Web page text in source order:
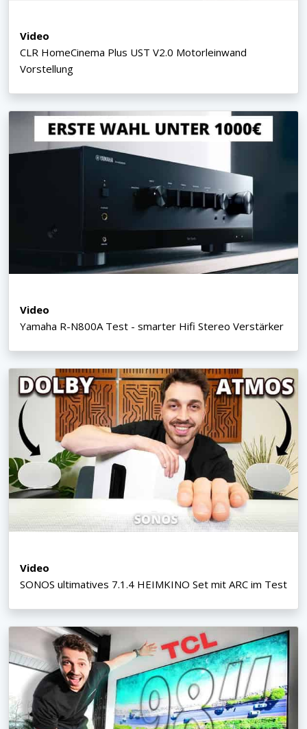
Video
CLR HomeCinema Plus UST V2.0 Motorleinwand
Vorstellung
Video
Yamaha R-N800A Test - smarter Hifi Stereo Verstärker
Video
SONOS ultimatives 7.1.4 HEIMKINO Set mit ARC im Test